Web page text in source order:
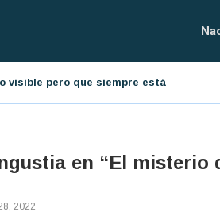
reforma pro-empresarial
en “El misterio
2022